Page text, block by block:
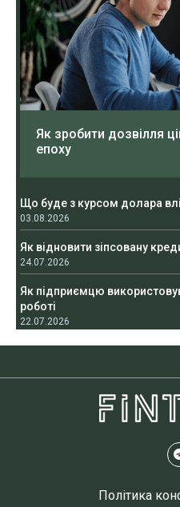
Як зробити дозвілля
епоху
Що буде з курсом долара
03.08.2026
Як відновити зіпсовану
24.07.2026
Як підприємцю
роботі
22.07.2026
Політика